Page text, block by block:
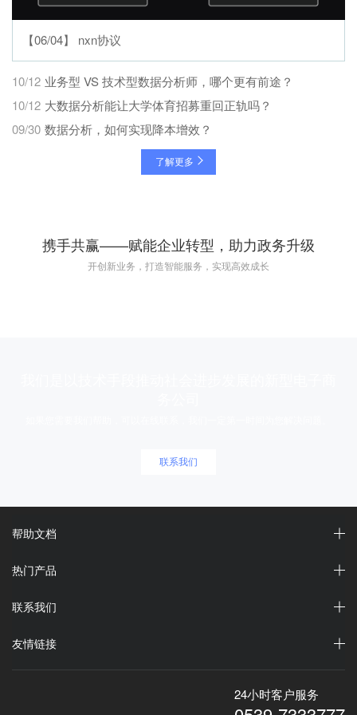
【06/04】 nxn协议
10/12 业务型 VS 技术型数据分析师，哪个更有前途？
10/12 大数据分析能让大学体育招募重回正轨吗？
09/30 数据分析，如何实现降本增效？
了解更多
携手共赢——赋能企业转型，助力政务升级
开创新业务，打造智能服务，实现高效成长
联系我们
帮助文档
热门产品
联系我们
友情链接
24小时客户服务